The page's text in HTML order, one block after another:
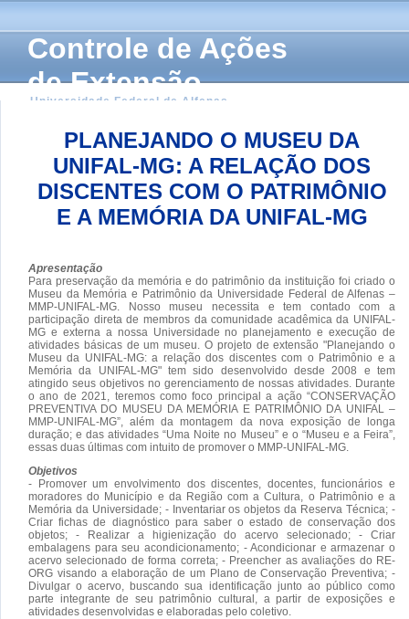
Controle de Ações
de Extensão
Universidade Federal de Alfenas
PLANEJANDO O MUSEU DA
UNIFAL-MG: A RELAÇÃO DOS
DISCENTES COM O PATRIMÔNIO
E A MEMÓRIA DA UNIFAL-MG
Apresentação
Para preservação da memória e do patrimônio da instituição foi criado o
Museu da Memória e Patrimônio da Universidade Federal de Alfenas –
MMP-UNIFAL-MG. Nosso museu necessita e tem contado com a
participação direta de membros da comunidade acadêmica da UNIFAL-
MG e externa a nossa Universidade no planejamento e execução de
atividades básicas de um museu. O projeto de extensão "Planejando o
Museu da UNIFAL-MG: a relação dos discentes com o Patrimônio e a
Memória da UNIFAL-MG" tem sido desenvolvido desde 2008 e tem
atingido seus objetivos no gerenciamento de nossas atividades. Durante
o ano de 2021, teremos como foco principal a ação “CONSERVAÇÃO
PREVENTIVA DO MUSEU DA MEMÓRIA E PATRIMÔNIO DA UNIFAL –
MMP-UNIFAL-MG”, além da montagem da nova exposição de longa
duração; e das atividades “Uma Noite no Museu” e o “Museu e a Feira”,
essas duas últimas com intuito de promover o MMP-UNIFAL-MG.
Objetivos
- Promover um envolvimento dos discentes, docentes, funcionários e
moradores do Município e da Região com a Cultura, o Patrimônio e a
Memória da Universidade; - Inventariar os objetos da Reserva Técnica; -
Criar fichas de diagnóstico para saber o estado de conservação dos
objetos; - Realizar a higienização do acervo selecionado; - Criar
embalagens para seu acondicionamento; - Acondicionar e armazenar o
acervo selecionado de forma correta; - Preencher as avaliações do RE-
ORG visando a elaboração de um Plano de Conservação Preventiva; -
Divulgar o acervo, buscando sua identificação junto ao público como
parte integrante de seu patrimônio cultural, a partir de exposições e
atividades desenvolvidas e elaboradas pelo coletivo.